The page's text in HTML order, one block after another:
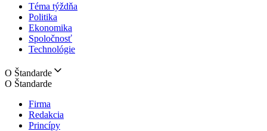
Téma týždňa
Politika
Ekonomika
Spoločnosť
Technológie
O Štandarde
O Štandarde
Firma
Redakcia
Princípy